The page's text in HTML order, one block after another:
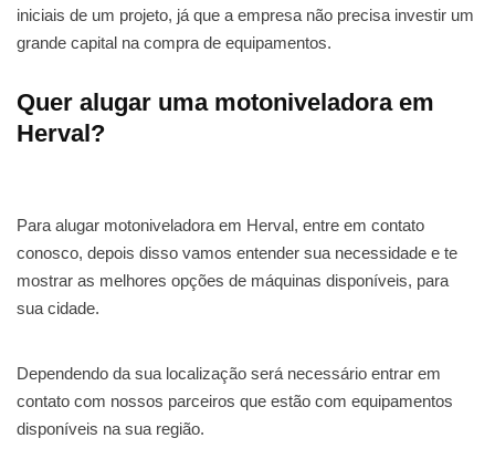
iniciais de um projeto, já que a empresa não precisa investir um
grande capital na compra de equipamentos.
Quer alugar uma motoniveladora em
Herval?
Para alugar motoniveladora em Herval, entre em contato
conosco, depois disso vamos entender sua necessidade e te
mostrar as melhores opções de máquinas disponíveis, para
sua cidade.
Dependendo da sua localização será necessário entrar em
contato com nossos parceiros que estão com equipamentos
disponíveis na sua região.